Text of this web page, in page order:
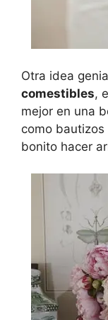
Otra idea
comestibles,
mejor en una
como
bonito hacer